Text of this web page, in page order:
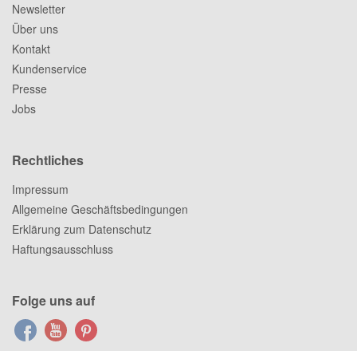
Newsletter
Über uns
Kontakt
Kundenservice
Presse
Jobs
Rechtliches
Impressum
Allgemeine Geschäftsbedingungen
Erklärung zum Datenschutz
Haftungsausschluss
Folge uns auf